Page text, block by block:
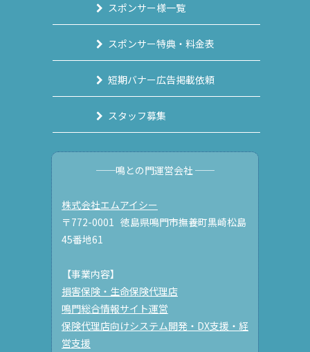
スポンサー様一覧
スポンサー特典・料金表
短期バナー広告掲載依頼
スタッフ募集
──鳴との門運営会社 ──
株式会社エムアイシー
〒772-0001 徳島県鳴門市撫養町黒崎松島
45番地61
【事業内容】
損害保険・生命保険代理店
鳴門総合情報サイト運営
保険代理店向けシステム開発・DX支援・経
営支援